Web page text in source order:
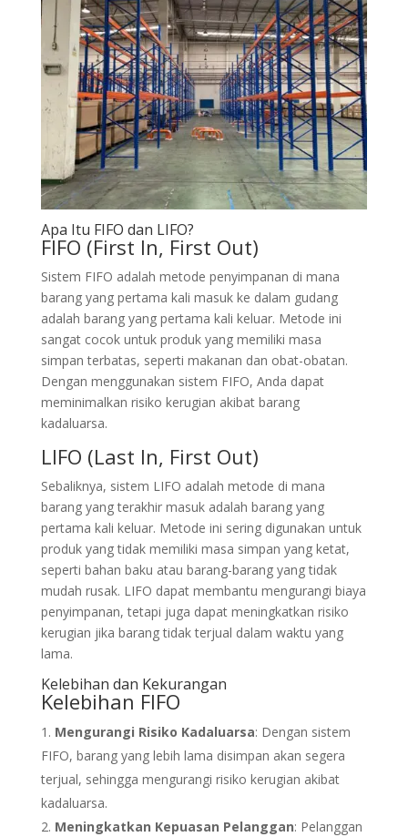
Apa Itu FIFO dan LIFO?
FIFO (First In, First Out)
Sistem FIFO adalah metode penyimpanan di mana
barang yang pertama kali masuk ke dalam gudang
adalah barang yang pertama kali keluar. Metode ini
sangat cocok untuk produk yang memiliki masa
simpan terbatas, seperti makanan dan obat-obatan.
Dengan menggunakan sistem FIFO, Anda dapat
meminimalkan risiko kerugian akibat barang
kadaluarsa.
LIFO (Last In, First Out)
Sebaliknya, sistem LIFO adalah metode di mana
barang yang terakhir masuk adalah barang yang
pertama kali keluar. Metode ini sering digunakan untuk
produk yang tidak memiliki masa simpan yang ketat,
seperti bahan baku atau barang-barang yang tidak
mudah rusak. LIFO dapat membantu mengurangi biaya
penyimpanan, tetapi juga dapat meningkatkan risiko
kerugian jika barang tidak terjual dalam waktu yang
lama.
Kelebihan dan Kekurangan
Kelebihan FIFO
Mengurangi Risiko Kadaluarsa: Dengan sistem
FIFO, barang yang lebih lama disimpan akan segera
terjual, sehingga mengurangi risiko kerugian akibat
kadaluarsa.
Meningkatkan Kepuasan Pelanggan: Pelanggan